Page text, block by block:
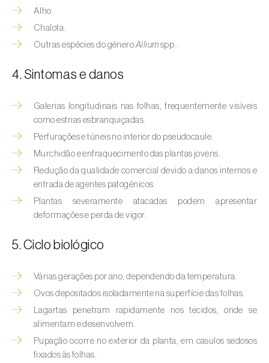
(
Brachycaudus amygdalinus
Afídeo-verde-da-macieira (
spiraecola)
Afídeos
Agriotes spp.
Aranhiço-vermelho (Tetranychus urticae
Besouro‑verde‑das‑tílias (
Bichado-da-ameixeira (Grapholita (=Cydia)
funebrana
Bichado-da-castanha-do-cedo (
Bichado-da-castanha-do-tarde (Cydia
splendana
Bichado-da-castanha-intermédio (
fagiglandana )
Alho.
Chalota.
Outras espécies do géneroAllium spp..
4. Sintomas e danos
Galerias longitudinais nas folhas, frequentemente visíveis
como estrias esbranquiçadas.
Perfurações e túneis no interior do pseudocaule.
Murchidão e enfraquecimento das plantas jovens.
Redução da qualidade comercial devido a danos internos e
entrada de agentes patogénicos.
Plantas severamente atacadas podem apresentar
deformações e perda de vigor.
5. Ciclo biológico
Várias gerações por ano, dependendo da temperatura.
Ovos depositados isoladamente na superfície das folhas.
Lagartas penetram rapidamente nos tecidos, onde se
alimentam e desenvolvem.
Pupação ocorre no exterior da planta, em casulos sedosos
fixados às folhas.